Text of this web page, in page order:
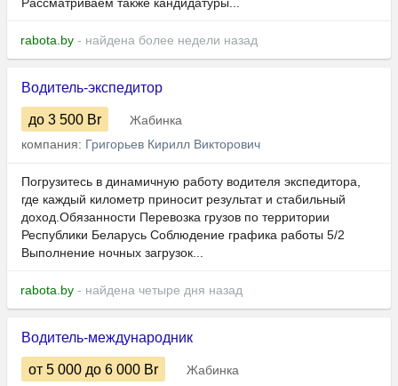
Рассматриваем также кандидатуры...
rabota.by - найдена более недели назад
Водитель-экспедитор
до 3 500 Br
Жабинка
компания: Григорьев Кирилл Викторович
Погрузитесь в динамичную работу водителя экспедитора,
где каждый километр приносит результат и стабильный
доход.Обязанности Перевозка грузов по территории
Республики Беларусь Соблюдение графика работы 5/2
Выполнение ночных загрузок...
rabota.by - найдена четыре дня назад
Водитель-международник
от 5 000 до 6 000 Br
Жабинка